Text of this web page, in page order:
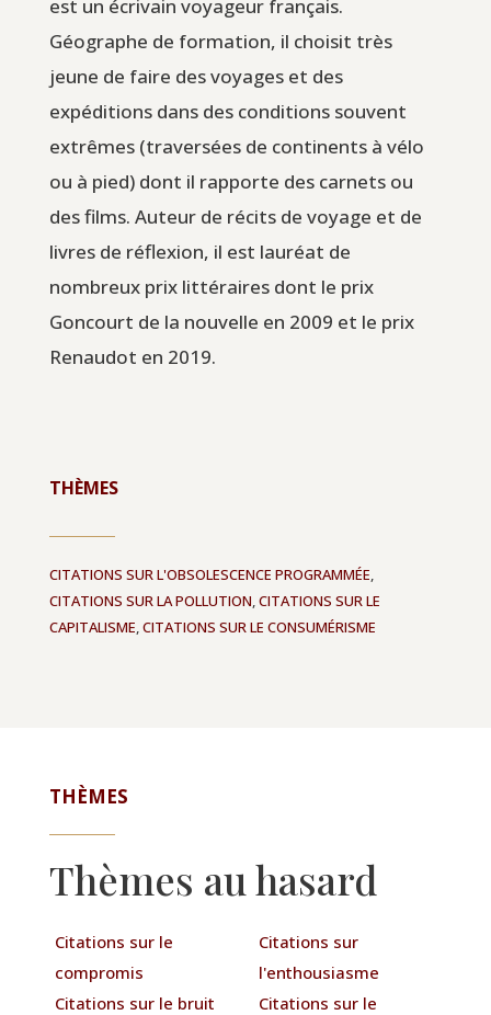
est un écrivain voyageur français.
Géographe de formation, il choisit très
jeune de faire des voyages et des
expéditions dans des conditions souvent
extrêmes (traversées de continents à vélo
ou à pied) dont il rapporte des carnets ou
des films. Auteur de récits de voyage et de
livres de réflexion, il est lauréat de
nombreux prix littéraires dont le prix
Goncourt de la nouvelle en 2009 et le prix
Renaudot en 2019.
THÈMES
CITATIONS SUR L'OBSOLESCENCE PROGRAMMÉE,
CITATIONS SUR LA POLLUTION,CITATIONS SUR LE
CAPITALISME,CITATIONS SUR LE CONSUMÉRISME
THÈMES
Thèmes au hasard
Citations sur le
compromis
Citations sur le bruit
Citations sur
l'enthousiasme
Citations sur le